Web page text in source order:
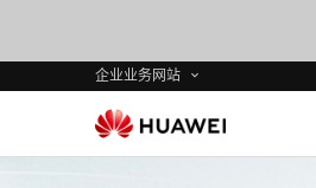
企业业务网站